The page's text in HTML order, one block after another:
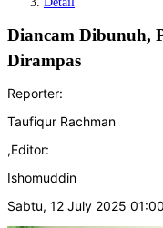
Diancam Dibunuh,
Dirampas
Reporter:
Taufiqur Rachman
,Editor:
Ishomuddin
Sabtu, 12 July 2025